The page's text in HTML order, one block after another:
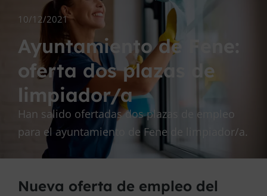
10/12/2021
Ayuntamiento de Fene:
oferta dos plazas de
limpiador/a
Han salido ofertadas dos plazas de empleo
para el ayuntamiento de Fene de limpiador/a.
Nueva oferta de empleo del